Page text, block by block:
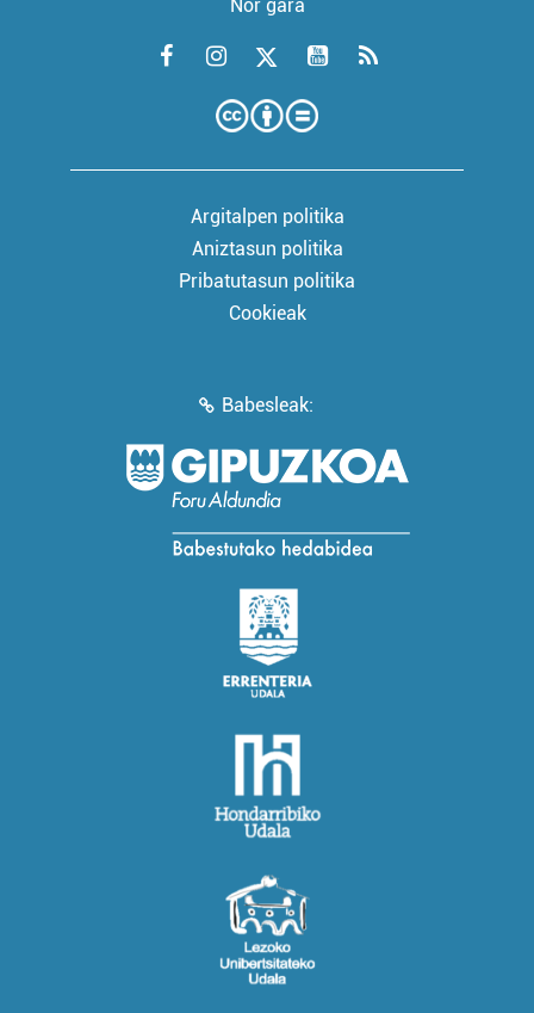
Nor gara
Argitalpen politika
Aniztasun politika
Pribatutasun politika
Cookieak
Babesleak: